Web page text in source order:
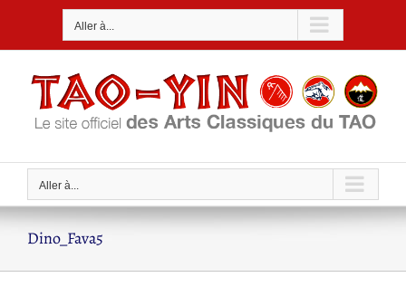
Aller à...
Aller à...
Dino_Fava5